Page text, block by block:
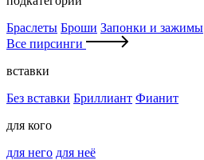
Браслеты Броши Запонки и зажимы
Все пирсинги
вставки
Без вставки Бриллиант Фианит
для кого
для него для неё